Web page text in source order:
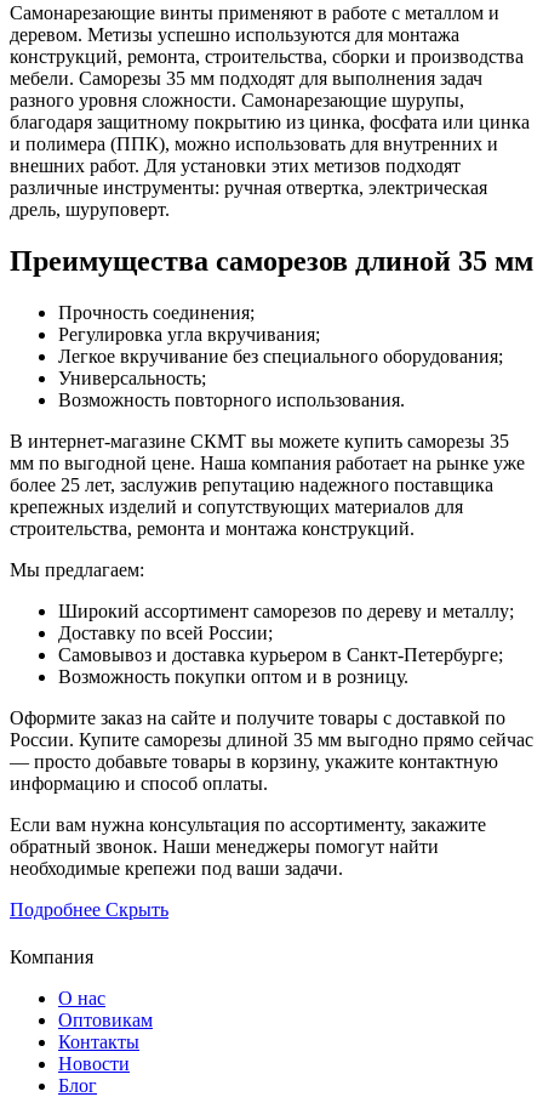
Самонарезающие винты применяют в работе с металлом и
деревом. Метизы успешно используются для монтажа
конструкций, ремонта, строительства, сборки и производства
мебели. Саморезы 35 мм подходят для выполнения задач
разного уровня сложности. Самонарезающие шурупы,
благодаря защитному покрытию из цинка, фосфата или цинка
и полимера (ППК), можно использовать для внутренних и
внешних работ. Для установки этих метизов подходят
различные инструменты: ручная отвертка, электрическая
дрель, шуруповерт.
Преимущества саморезов длиной 35 мм
Прочность соединения;
Регулировка угла вкручивания;
Легкое вкручивание без специального оборудования;
Универсальность;
Возможность повторного использования.
В интернет-магазине СКМТ вы можете купить саморезы 35
мм по выгодной цене. Наша компания работает на рынке уже
более 25 лет, заслужив репутацию надежного поставщика
крепежных изделий и сопутствующих материалов для
строительства, ремонта и монтажа конструкций.
Мы предлагаем:
Широкий ассортимент саморезов по дереву и металлу;
Доставку по всей России;
Самовывоз и доставка курьером в Санкт-Петербурге;
Возможность покупки оптом и в розницу.
Оформите заказ на сайте и получите товары с доставкой по
России. Купите саморезы длиной 35 мм выгодно прямо сейчас
— просто добавьте товары в корзину, укажите контактную
информацию и способ оплаты.
Если вам нужна консультация по ассортименту, закажите
обратный звонок. Наши менеджеры помогут найти
необходимые крепежи под ваши задачи.
Подробнее Скрыть
Компания
О нас
Оптовикам
Контакты
Новости
Блог